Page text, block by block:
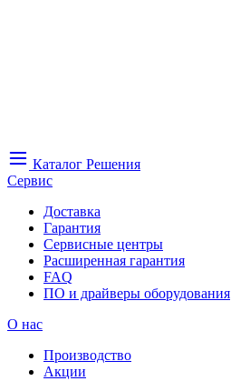
Каталог Решения
Сервис
Доставка
Гарантия
Сервисные центры
Расширенная гарантия
FAQ
ПО и драйверы оборудования
О нас
Производство
Акции